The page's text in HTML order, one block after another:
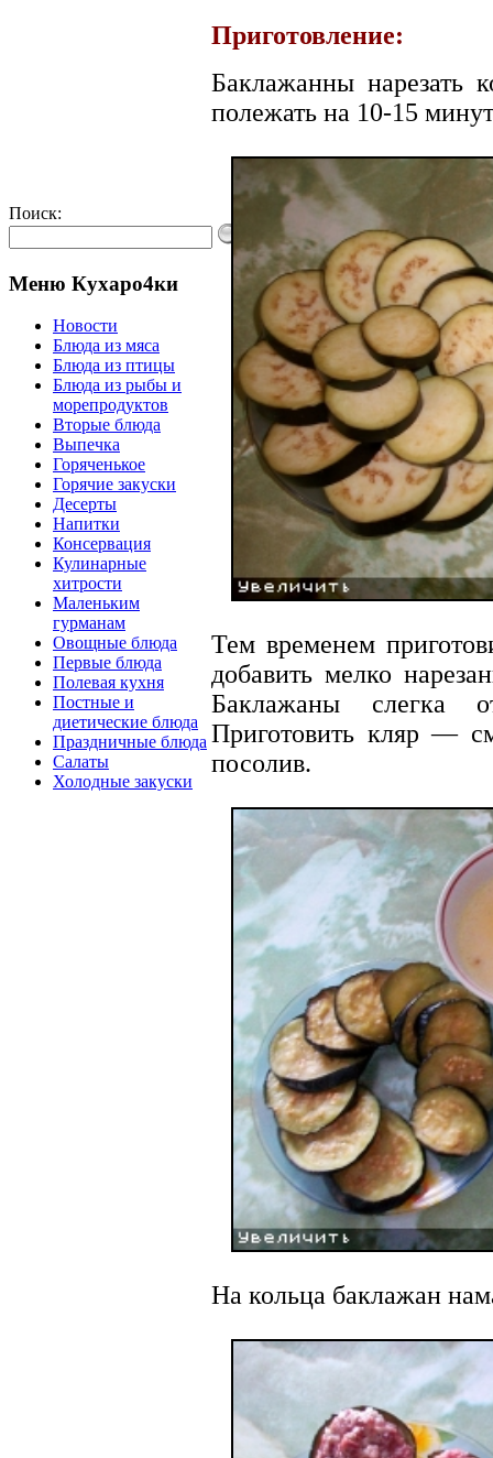
Поиск:
Меню Кухаро4ки
Новости
Блюда из мяса
Блюда из птицы
Блюда из рыбы и
морепродуктов
Вторые блюда
Выпечка
Горяченькое
Горячие закуски
Десерты
Напитки
Консервация
Кулинарные
хитрости
Маленьким
гурманам
Овощные блюда
Первые блюда
Полевая кухня
Постные и
диетические блюда
Праздничные блюда
Салаты
Холодные закуски
Приготовление:
Баклажанны нарезать
полежать на 10-15
Тем временем
добавить мелко
Баклажаны слегка
Приготовить кляр —
посолив.
На кольца баклажан